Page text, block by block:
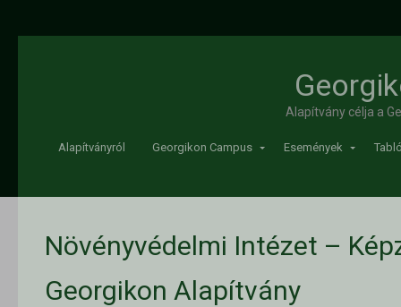
Alapítvány célja a
Alapítványról Georgikon Campus Események
Növényvédelmi Intézet –
Georgikon Alapítvány